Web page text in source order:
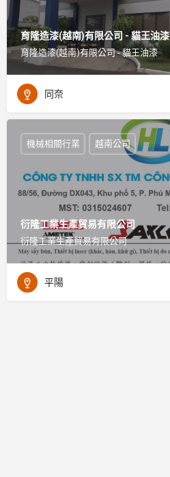
育隆造漆(越南)有限公司 - 貓王油漆
育隆造漆(越南)有限公司 - 貓王油漆
同奈
衍隆工業生產貿易有限公司
衍隆工業生產貿易有限公司
機械相關行業 越南公司
平陽